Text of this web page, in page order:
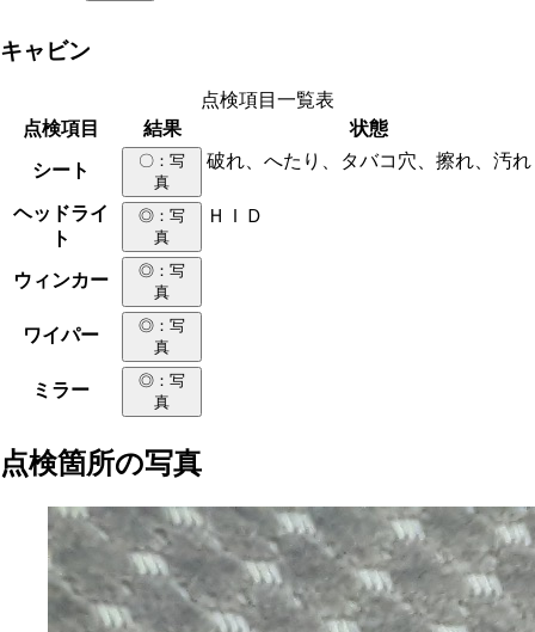
キャビン
点検項目一覧表
点検項目
結果 状態
シート 〇 ：写
真
破れ、へたり、タバコ穴、擦れ、汚れ
ヘッドライ
ト
◎ ：写
真
ＨＩＤ
ウィンカー ◎ ：写
真
ワイパー ◎ ：写
真
ミラー ◎ ：写
真
点検箇所の写真